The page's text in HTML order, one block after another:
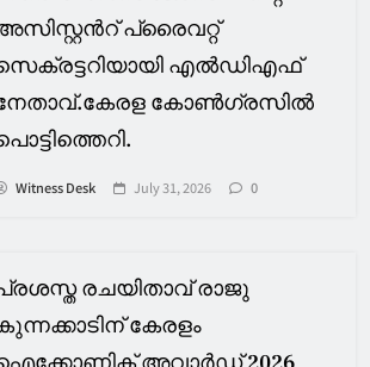
പ്രൈവറ്റ്
എൽഡിഎഫ്
കോൺഗ്രസിൽ
Witness Desk July 31, 2026 0
രചയിതാവ് രാജു
കേരളം